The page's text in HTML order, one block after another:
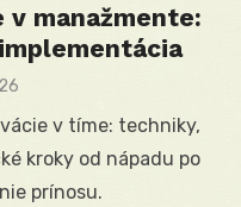
manažmente:
v tíme: techniky,
kroky od nápadu po
prínosu.